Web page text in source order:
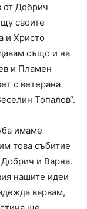
от Добрич
своите
и Христо
също и на
и Пламен
с ветерана
Топалов“.
имаме
това събитие
и Варна.
нашите идеи
вярвам,